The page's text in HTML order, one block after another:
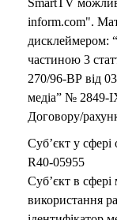
inform.com".
дисклеймером:
частиною 3
270/96-ВР від
медіа” № 2849-
Договору/
Суб’єкт у сфері
R40-05955
Суб’єкт в
використання